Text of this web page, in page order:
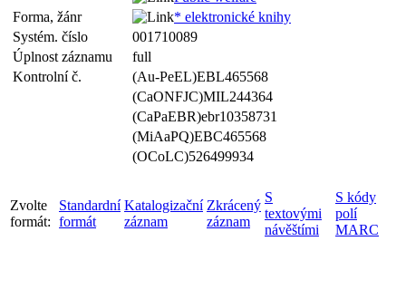
Forma, žánr
* elektronické knihy
Systém. číslo
001710089
Úplnost záznamu
full
Kontrolní č.
(Au-PeEL)EBL465568
(CaONFJC)MIL244364
(CaPaEBR)ebr10358731
(MiAaPQ)EBC465568
(OCoLC)526499934
Zvolte
formát:
Standardní
formát
Katalogizační
záznam
Zkrácený
záznam
S
textovými
návěštími
S kódy
polí
MARC